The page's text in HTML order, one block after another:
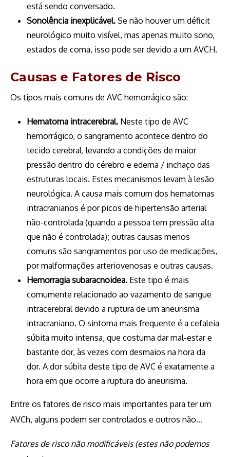
está sendo conversado.
Sonolência inexplicável. Se não houver um déficit
neurológico muito visível, mas apenas muito sono,
estados de coma, isso pode ser devido a um AVCH.
Causas e Fatores de Risco
Os tipos mais comuns de AVC hemorrágico são:
Hematoma intracerebral. Neste tipo de AVC
hemorrágico, o sangramento acontece dentro do
tecido cerebral, levando a condições de maior
pressão dentro do cérebro e edema / inchaço das
estruturas locais. Estes mecanismos levam à lesão
neurológica. A causa mais comum dos hematomas
intracranianos é por picos de hipertensão arterial
não-controlada (quando a pessoa tem pressão alta
que não é controlada); outras causas menos
comuns são sangramentos por uso de medicações,
por malformações arteriovenosas e outras causas.
Hemorragia subaracnoidea. Este tipo é mais
comumente relacionado ao vazamento de sangue
intracerebral devido a ruptura de um aneurisma
intracraniano. O sintoma mais frequente é a cefaleia
súbita muito intensa, que costuma dar mal-estar e
bastante dor, às vezes com desmaios na hora da
dor. A dor súbita deste tipo de AVC é exatamente a
hora em que ocorre a ruptura do aneurisma.
Entre os fatores de risco mais importantes para ter um
AVCh, alguns podem ser controlados e outros não…
Fatores de risco não modificáveis (estes não podemos